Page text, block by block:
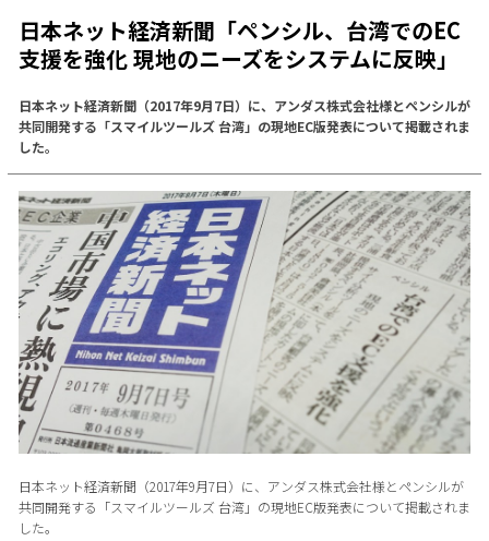
日本ネット経済新聞「ペンシル、台湾でのEC
支援を強化 現地のニーズをシステムに反映」
日本ネット経済新聞（2017年9月7日）に、アンダス株式会社様とペンシルが
共同開発する「スマイルツールズ 台湾」の現地EC版発表について掲載されま
した。
日本ネット経済新聞（2017年9月7日）に、アンダス株式会社様とペンシルが
共同開発する「スマイルツールズ 台湾」の現地EC版発表について掲載されま
した。